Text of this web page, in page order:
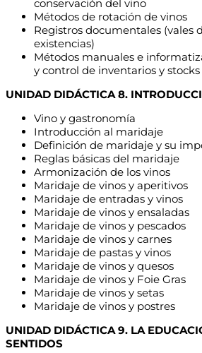
conservación del vino
Métodos de rotación de vinos
Registros documentales (vales
existencias)
Métodos manuales e
y control de inventarios y stocks
UNIDAD DIDÁCTICA 8.
Vino y gastronomía
Introducción al maridaje
Definición de maridaje y su
Reglas básicas del maridaje
Armonización de los vinos
Maridaje de vinos y aperitivos
Maridaje de entradas y vinos
Maridaje de vinos y ensaladas
Maridaje de vinos y pescados
Maridaje de vinos y carnes
Maridaje de pastas y vinos
Maridaje de vinos y quesos
Maridaje de vinos y Foie Gras
Maridaje de vinos y setas
Maridaje de vinos y postres
UNIDAD DIDÁCTICA 9. LA
SENTIDOS